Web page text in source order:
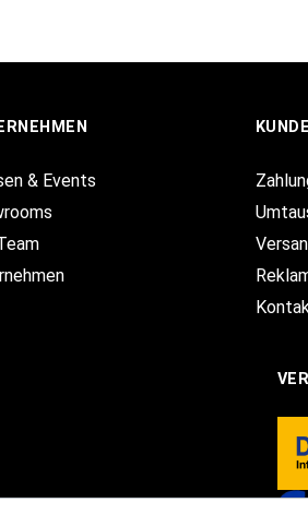
& Events